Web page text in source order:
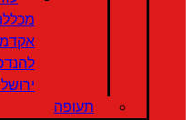
תעופה